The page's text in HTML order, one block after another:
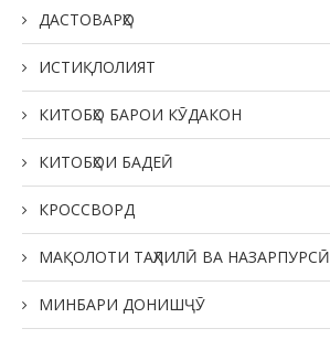
ДАСТОВАРҲО
ИСТИҚЛОЛИЯТ
КИТОБҲО БАРОИ КӮДАКОН
КИТОБҲОИ БАДЕӢ
КРОССВОРД
МАҚОЛОТИ ТАҲЛИЛӢ ВА НАЗАРПУРСӢ
МИНБАРИ ДОНИШҶӮ